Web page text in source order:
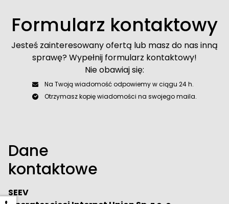
Formularz kontaktowy
Jesteś zainteresowany ofertą lub masz do nas inną
sprawę? Wypełnij formularz kontaktowy!
Nie obawiaj się:
Na Twoją wiadomość odpowiemy w ciągu 24 h.
Otrzymasz kopię wiadomości na swojego maila.
Dane
kontaktowe
SEEV